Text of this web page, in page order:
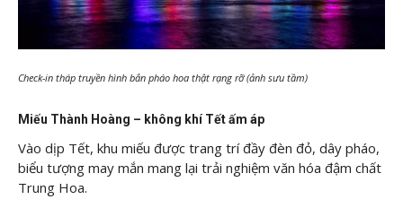
Check-in tháp truyền hình bắn pháo hoa thật rạng rỡ (ảnh sưu tầm)
Miếu Thành Hoàng – không khí Tết ấm áp
Vào dịp Tết, khu miếu được trang trí đầy đèn đỏ, dây pháo,
biểu tượng may mắn mang lại trải nghiệm văn hóa đậm chất
Trung Hoa.